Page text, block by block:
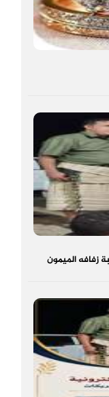
زفافه الميمون